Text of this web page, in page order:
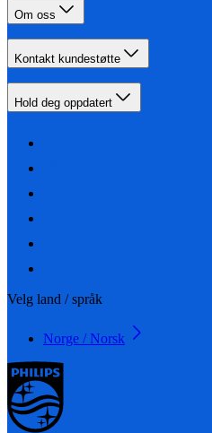
Om oss
Kontakt kundestøtte
Hold deg oppdatert
Velg land / språk
Norge / Norsk